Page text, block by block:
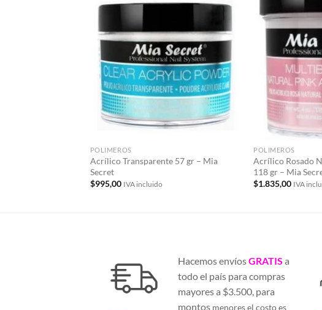
a la
lista de
POLIMEROS
Acrílico Transparente 57 gr – Mia
Secret
$995,00 IVA incluido
POLIMEROS
Acrílico Rosado
118 gr – Mia
$1.835,00 IVA
Hacemos envíosGRATIS a
todo el país para compras
mayores a $3.500, para
montos menores el costo es